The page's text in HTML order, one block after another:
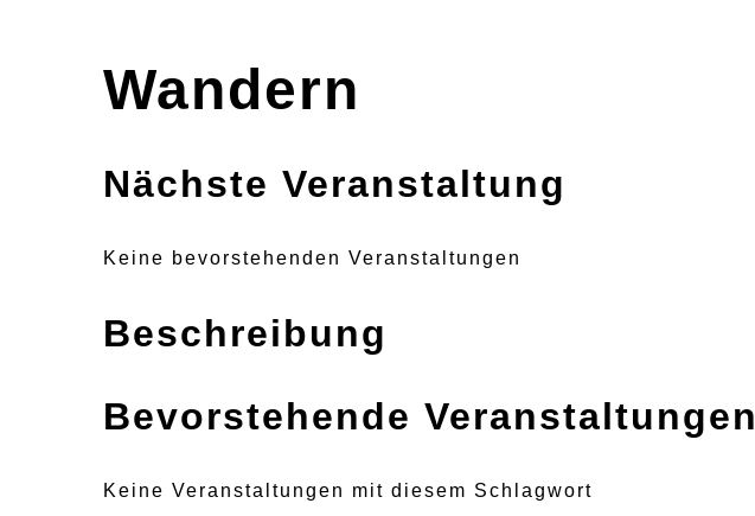
Wandern
Nächste Veranstaltung
Keine bevorstehenden Veranstaltungen
Beschreibung
Bevorstehende Veranstaltungen
Keine Veranstaltungen mit diesem Schlagwort